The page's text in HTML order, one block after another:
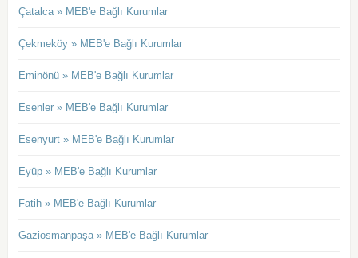
Çatalca » MEB'e Bağlı Kurumlar
Çekmeköy » MEB'e Bağlı Kurumlar
Eminönü » MEB'e Bağlı Kurumlar
Esenler » MEB'e Bağlı Kurumlar
Esenyurt » MEB'e Bağlı Kurumlar
Eyüp » MEB'e Bağlı Kurumlar
Fatih » MEB'e Bağlı Kurumlar
Gaziosmanpaşa » MEB'e Bağlı Kurumlar